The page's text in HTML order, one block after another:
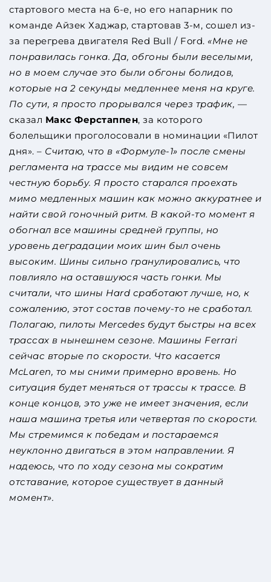
стартового места на 6-е, но его напарник по
команде Айзек Хаджар, стартовав 3-м, сошел из-
за перегрева двигателя Red Bull / Ford. «Мне не
понравилась гонка. Да, обгоны были веселыми,
но в моем случае это были обгоны болидов,
которые на 2 секунды медленнее меня на круге.
По сути, я просто прорывался через трафик, —
сказал Макс Ферстаппен, за которого
болельщики проголосовали в номинации «Пилот
дня». – Считаю, что в «Формуле-1» после смены
регламента на трассе мы видим не совсем
честную борьбу. Я просто старался проехать
мимо медленных машин как можно аккуратнее и
найти свой гоночный ритм. В какой-то момент я
обогнал все машины средней группы, но
уровень деградации моих шин был очень
высоким. Шины сильно гранулировались, что
повлияло на оставшуюся часть гонки. Мы
считали, что шины Hard сработают лучше, но, к
сожалению, этот состав почему-то не сработал.
Полагаю, пилоты Mercedes будут быстры на всех
трассах в нынешнем сезоне. Машины Ferrari
сейчас вторые по скорости. Что касается
McLaren, то мы сними примерно вровень. Но
ситуация будет меняться от трассы к трассе. В
конце концов, это уже не имеет значения, если
наша машина третья или четвертая по скорости.
Мы стремимся к победам и постараемся
неуклонно двигаться в этом направлении. Я
надеюсь, что по ходу сезона мы сократим
отставание, которое существует в данный
момент».